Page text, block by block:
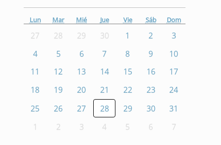
Lun Mar Mié Jue Vie Sáb Dom
27 28 29 30 1 2
3
4
5 6 7 8 9
10
11
12 13 14 15 16
17
18
19 20 21 22 23
24
25
26 27 28 29 30
31
1
2 3 4 5 6 7